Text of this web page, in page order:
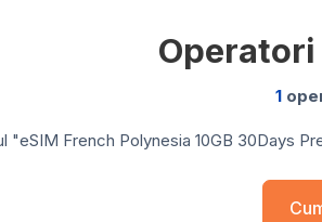
1
"eSIM French Polynesia 10GB 30Days